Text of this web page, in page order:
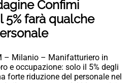
Confimi
5% farà qualche
– Milanio – Manifatturiero in
e occupazione: solo il 5% degli
forte riduzione del personale nel